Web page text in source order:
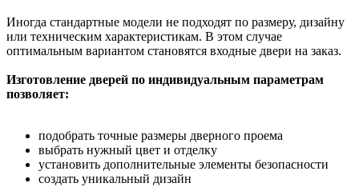
Иногда стандартные модели не подходят по размеру, дизайну
или техническим характеристикам. В этом случае
оптимальным вариантом становятся входные двери на заказ.
Изготовление дверей по индивидуальным параметрам
позволяет:
подобрать точные размеры дверного проема
выбрать нужный цвет и отделку
установить дополнительные элементы безопасности
создать уникальный дизайн